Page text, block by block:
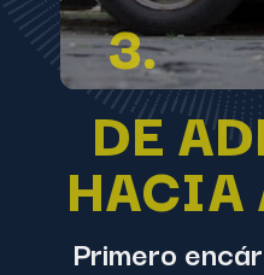
3.
DE
HACIA
Primero